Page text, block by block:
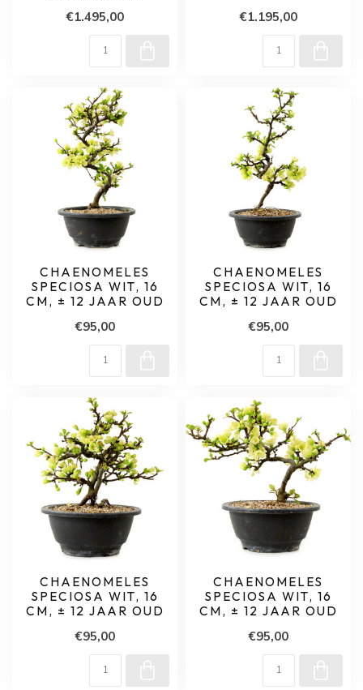
€1.495,00 €1.195,00
CHAENOMELES
SPECIOSA WIT, 16
CM, ± 12 JAAR OUD
€95,00
CHAENOMELES
SPECIOSA WIT, 16
CM, ± 12 JAAR OUD
€95,00
CHAENOMELES
SPECIOSA WIT, 16
CM, ± 12 JAAR OUD
€95,00
CHAENOMELES
SPECIOSA WIT, 16
CM, ± 12 JAAR OUD
€95,00